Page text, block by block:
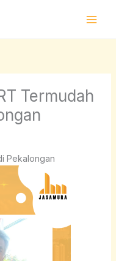
Termudah
Pekalongan